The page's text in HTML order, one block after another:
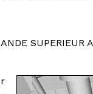
SUPERIEUR